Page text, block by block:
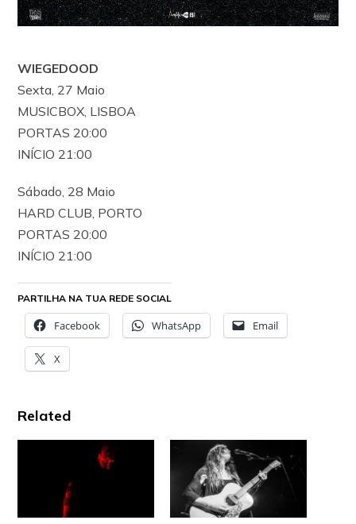
WIEGEDOOD
Sexta, 27 Maio
MUSICBOX, LISBOA
PORTAS 20:00
INÍCIO 21:00
Sábado, 28 Maio
HARD CLUB, PORTO
PORTAS 20:00
INÍCIO 21:00
PARTILHA NA TUA REDE SOCIAL
Facebook WhatsApp Email
X
Related